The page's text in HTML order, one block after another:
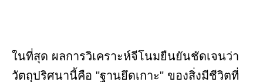
ในที่สุด ผลการวิเคราะห์จีโนมยืนยันชัดเจนว่า
วัตถุปริศนานี้คือ "ฐานยึดเกาะ" ของสิ่งมีชีวิตที่